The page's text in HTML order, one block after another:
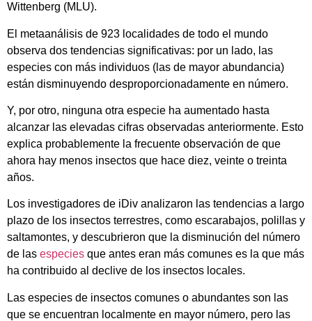
Wittenberg (MLU).
El metaanálisis de 923 localidades de todo el mundo
observa dos tendencias significativas: por un lado, las
especies con más individuos (las de mayor abundancia)
están disminuyendo desproporcionadamente en número.
Y, por otro, ninguna otra especie ha aumentado hasta
alcanzar las elevadas cifras observadas anteriormente. Esto
explica probablemente la frecuente observación de que
ahora hay menos insectos que hace diez, veinte o treinta
años.
Los investigadores de iDiv analizaron las tendencias a largo
plazo de los insectos terrestres, como escarabajos, polillas y
saltamontes, y descubrieron que la disminución del número
de las especies que antes eran más comunes es la que más
ha contribuido al declive de los insectos locales.
Las especies de insectos comunes o abundantes son las
que se encuentran localmente en mayor número, pero las